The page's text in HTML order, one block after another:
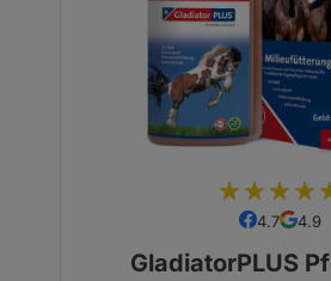
% of100
4.7 4.9
GladiatorPLUS